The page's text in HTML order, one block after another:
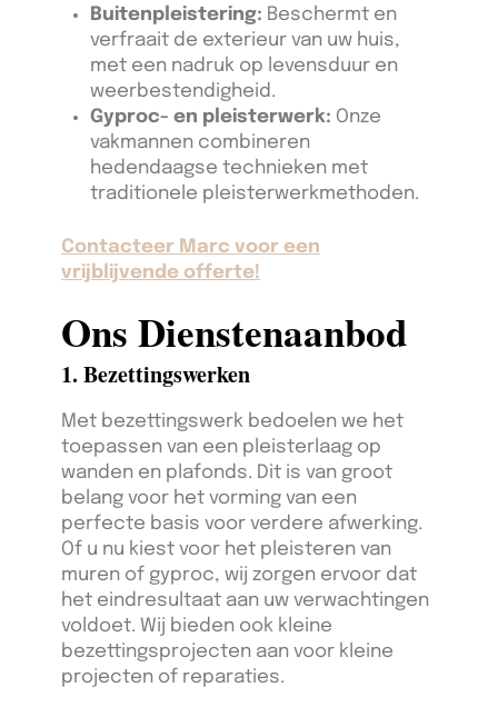
Buitenpleistering: Beschermt en
verfraait de exterieur van uw huis,
met een nadruk op levensduur en
weerbestendigheid.
Gyproc- en pleisterwerk: Onze
vakmannen combineren
hedendaagse technieken met
traditionele pleisterwerkmethoden.
Contacteer Marc voor een
vrijblijvende offerte!
Ons Dienstenaanbod
1. Bezettingswerken
Met bezettingswerk bedoelen we het
toepassen van een pleisterlaag op
wanden en plafonds. Dit is van groot
belang voor het vorming van een
perfecte basis voor verdere afwerking.
Of u nu kiest voor het pleisteren van
muren of gyproc, wij zorgen ervoor dat
het eindresultaat aan uw verwachtingen
voldoet. Wij bieden ook kleine
bezettingsprojecten aan voor kleine
projecten of reparaties.